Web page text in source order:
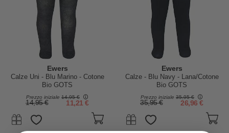
Ewers
Calze Uni - Blu Marino - Cotone
Bio GOTS
Prezzo iniziale 14,95 €
14,95 € 11,21 €
Ewers
Calze - Blu Navy - Lana/Cotone
Bio GOTS
Prezzo iniziale 35,95 €
35,95 € 26,96 €